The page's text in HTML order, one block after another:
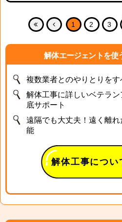
1 2 3
解体エージェントを使
複数業者とのやりとりをす
解体工事に詳しいベテラ
底サポート
遠隔でも大丈夫！遠く離
能
解体工事につい